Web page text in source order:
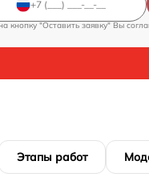
кнопку "Оставить заявку" Вы
Этапы работ